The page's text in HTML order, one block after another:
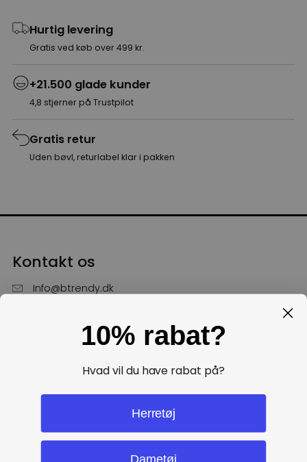
Hurtig levering
Gratis ved køb over 499 kr.
+21.500 glade kunder
4,8 stjerner på Trustpilot
Gratis retur
Uden bøvl, returlabel klar i pakken
Kontakt os
Info@btrendy.dk
Hverdage fra kl. 10 - 16
10% rabat?
Hvad vil du have rabat på?
Herretøj